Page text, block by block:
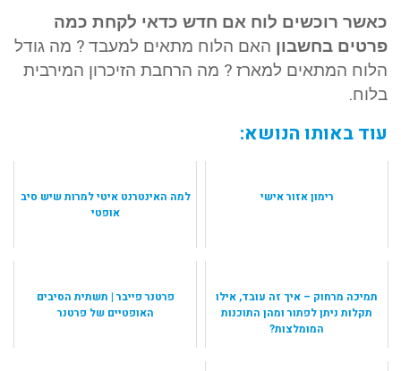
כאשר רוכשים לוח אם חדש כדאי לקחת כמה
פרטים בחשבון האם הלוח מתאים למעבד ? מה גודל
הלוח המתאים למארז ? מה הרחבת הזיכרון המירבית
בלוח.
עוד באותו הנושא:
רימון אזור אישי
למה האינטרנט איטי למרות שיש סיב
אופטי
תמיכה מרחוק – איך זה עובד, אילו
תקלות ניתן לפתור ומהן התוכנות
המומלצות?
פרטנר פייבר | תשתית הסיבים
האופטיים של פרטנר